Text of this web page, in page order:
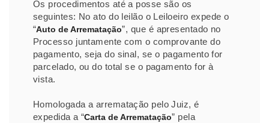
Os procedimentos até a posse são os
seguintes: No ato do leilão o Leiloeiro expede o
“Auto de Arrematação”, que é apresentado no
Processo juntamente com o comprovante do
pagamento, seja do sinal, se o pagamento for
parcelado, ou do total se o pagamento for à
vista.
Homologada a arrematação pelo Juiz, é
expedida a “Carta de Arrematação” pela